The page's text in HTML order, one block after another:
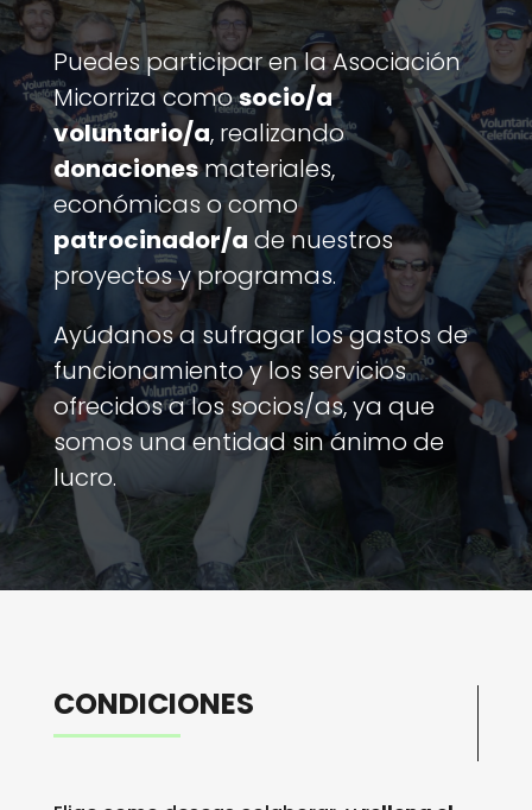
Puedes participar en la Asociación
Micorriza comosocio/a
voluntario/a, realizando
donacionesmateriales,
económicas o como
patrocinador/a de nuestros
proyectos y programas.
Ayúdanos a sufragar los gastos de
funcionamiento y los servicios
ofrecidos a los socios/as, ya que
somos una entidad sin ánimo de
lucro.
CONDICIONES